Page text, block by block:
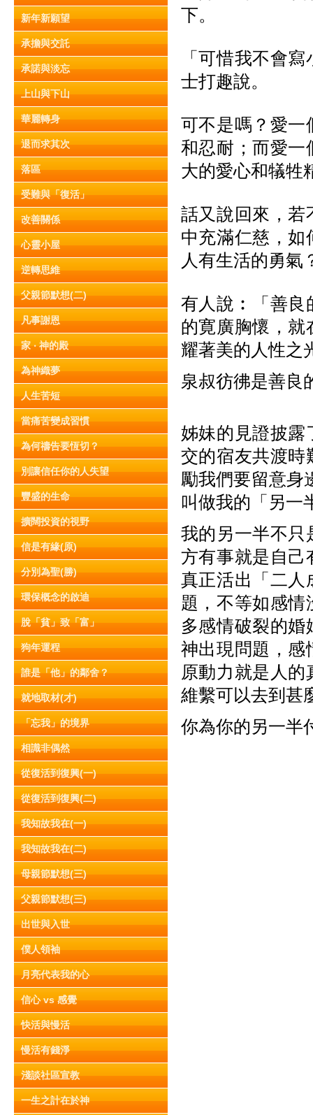
新年新願望
承擔與交託
承諾與淡忘
上山與下山
華麗轉身
退而求其次
落區
受難與「復活」
改善關係
心靈小屋
逆轉思維
父親節默想(二)
凡事謝恩
家 ‧ 神的殿
為神織夢
人生苦短
當痛苦變成習慣
為何禱告要恆切？
別讓信任你的人失望
豐盛的生命
擴闊投資的視野
信是有緣(原)
分別為聖(勝)
環保概念的啟迪
脫「貧」致「富」
狗年運程
誰是「他」的鄰舍？
就地取材(才)
「忘我」的境界
相識非偶然
從復活到復興(一)
從復活到復興(二)
我知故我在(一)
我知故我在(二)
母親節默想(三)
父親節默想(三)
出世與入世
僕人領袖
月亮代表我的心
信心 vs 感覺
快活與慢活
慢活有錢淨
淺談社區宣教
一生之計在於神
下。
「可惜我不會
士打趣說。
可不是嗎？愛一
和忍耐；而愛一
大的愛心和犠牲
話又說回來，若
中充滿仁慈，如
人有生活的勇氣
有人說︰「善良
的寛廣胸懷，就
耀著美的人性之
泉叔彷彿是善良
姊妹的見證披露
交的宿友共渡時
勵我們要留意身
叫做我的「另一
我的另一半不只
方有事就是自己
真正活出「二人
題，不等如感
多感情破裂的
神出現問題，感
原動力就是人
維繫可以去到甚
你為你的另一半